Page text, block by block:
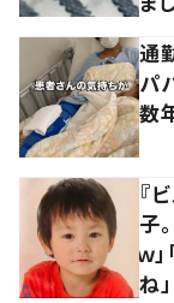
通
パ
数
『
子
ｗ
ね